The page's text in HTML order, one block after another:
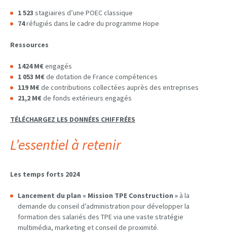
1 523 stagiaires d’une POEC classique
74réfugiés dans le cadre du programme Hope
Ressources
1 424 M€engagés
1 053 M€de dotation de France compétences
119 M€de contributions collectées auprès des entreprises
21,2 M€de fonds extérieurs engagés
TÉLÉCHARGEZ LES DONNÉES CHIFFRÉES
L’essentiel à retenir
Les temps forts 2024
Lancement du plan « Mission TPE Construction » à la
demande du conseil d’administration pour développer la
formation des salariés des TPE via une vaste stratégie
multimédia, marketing et conseil de proximité.